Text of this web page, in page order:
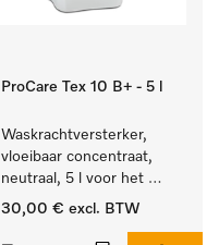
ProCare Tex 10 B+ - 5 l
Waskrachtversterker,
vloeibaar concentraat,
neutraal, 5 l voor het
effectief verwijderen van
30,00 € excl. BTW